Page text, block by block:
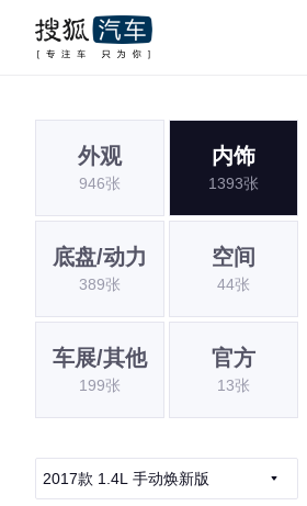
外观
946张
内饰
1393张
底盘/动力
389张
空间
44张
车展/其他
199张
官方
13张
2017款 1.4L 手动焕新版